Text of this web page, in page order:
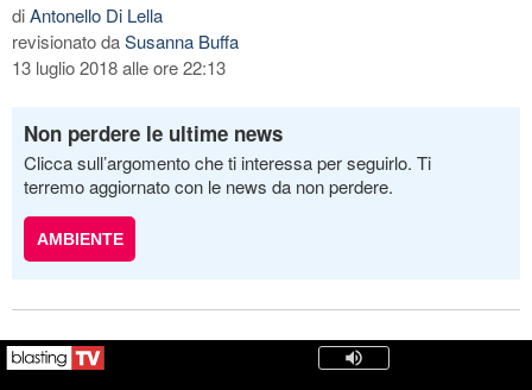
diAntonello Di Lella
revisionato daSusanna Buffa
13 luglio 2018 alle ore 22:13
Non perdere le ultime news
Clicca sull’argomento che ti interessa per seguirlo. Ti
terremo aggiornato con le news da non perdere.
AMBIENTE